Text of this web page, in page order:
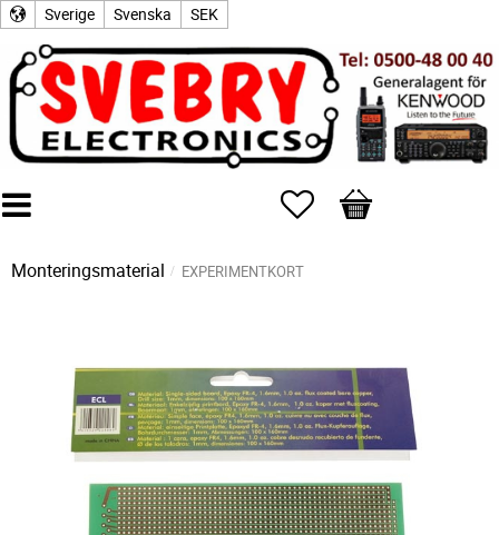
Sverige Svenska SEK
Favoriter
Kundvagn
Monteringsmaterial EXPERIMENTKORT